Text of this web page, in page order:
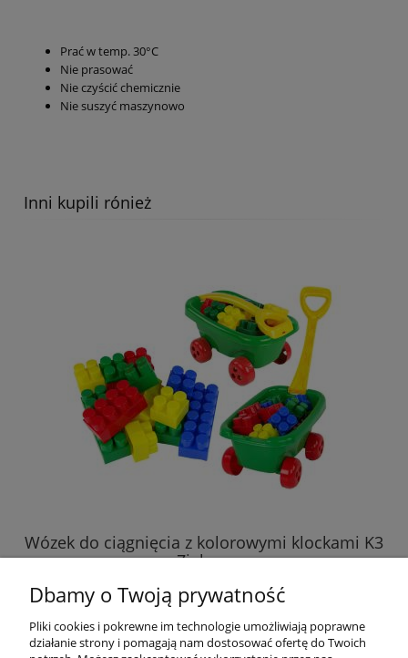
Prać w temp. 30°C
Nie prasować
Nie czyścić chemicznie
Nie suszyć maszynowo
Inni kupili rónież
Wózek do ciągnięcia z kolorowymi klockami K3
Zielony
45,00 zł
DO KOSZYKA
Dbamy o Twoją prywatność
Pliki cookies i pokrewne im technologie umożliwiają poprawne
działanie strony i pomagają nam dostosować ofertę do Twoich